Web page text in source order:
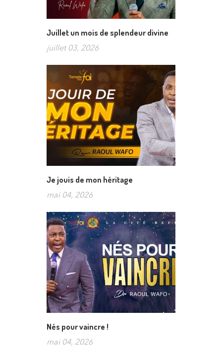
Juillet un mois de splendeur divine
juillet 03, 2026
Je jouis de mon héritage
mai 04, 2026
Nés pour vaincre !
mai 04, 2026